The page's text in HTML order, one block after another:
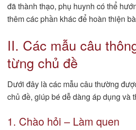
đã thành thạo, phụ huynh có thể
thêm các phần khác để hoàn thiện
II. Các mẫu câu
từng chủ đề
Dưới đây là các mẫu câu thường
chủ đề, giúp bé dễ dàng áp dụng và
1. Chào hỏi – Làm quen